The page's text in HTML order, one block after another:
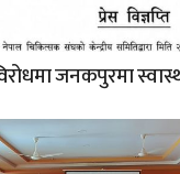
जनकपुरमा